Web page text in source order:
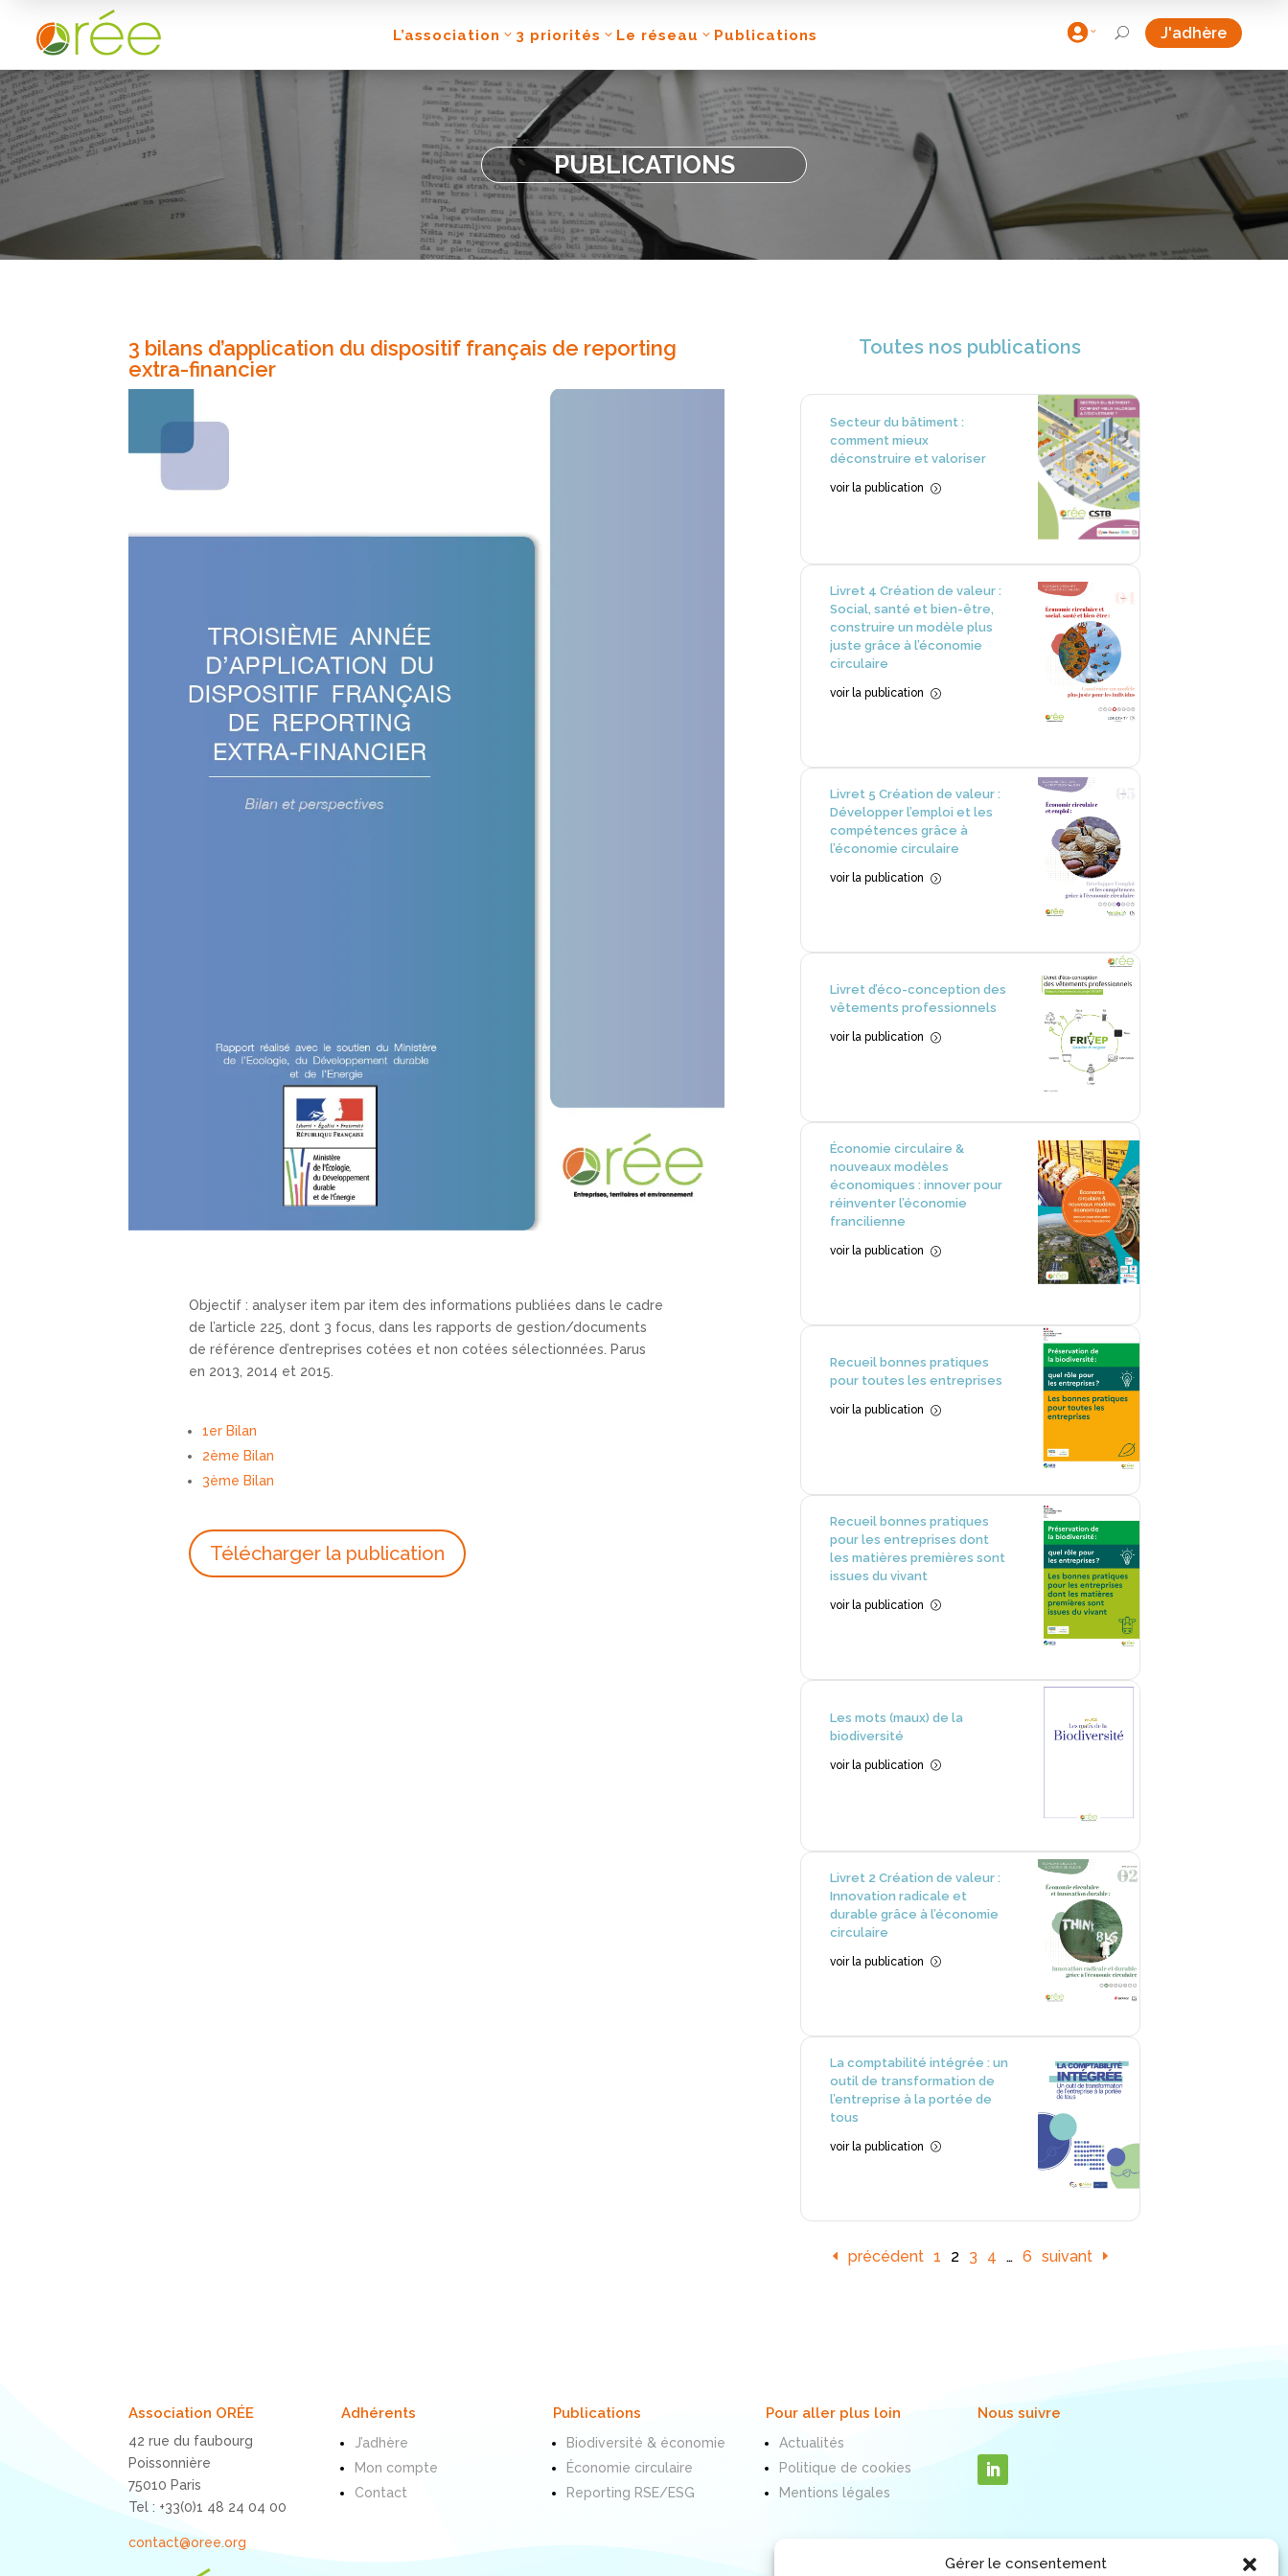
Gérer le consentement
L’association 3 priorités Le réseau Publications  U J'adhère
PUBLICATIONS
3 bilans d’application du dispositif français de reporting
extra-financier
Objectif : analyser item par item des informations publiées dans le cadre
de l’article 225, dont 3 focus, dans les rapports de gestion/documents
de référence d’entreprises cotées et non cotées sélectionnées. Parus
en 2013, 2014 et 2015.
1er Bilan
2ème Bilan
3ème Bilan
Télécharger la publication
Toutes nos publications
Secteur du bâtiment :
comment mieux
déconstruire et valoriser
voir la publication =
Livret 4 Création de valeur :
Social, santé et bien-être,
construire un modèle plus
juste grâce à l’économie
circulaire
voir la publication =
Livret 5 Création de valeur :
Développer l’emploi et les
compétences grâce à
l’économie circulaire
voir la publication =
Livret d’éco-conception des
vêtements professionnels
voir la publication =
Économie circulaire &
nouveaux modèles
économiques : innover pour
réinventer l’économie
francilienne
voir la publication =
Recueil bonnes pratiques
pour toutes les entreprises
voir la publication =
Recueil bonnes pratiques
pour les entreprises dont
les matières premières sont
issues du vivant
voir la publication =
Les mots (maux) de la
biodiversité
voir la publication =
Livret 2 Création de valeur :
Innovation radicale et
durable grâce à l’économie
circulaire
voir la publication =
La comptabilité intégrée : un
outil de transformation de
l’entreprise à la portée de
tous
voir la publication =
précédent 1 2 3 4 … 6 suivant
Association ORÉE
42 rue du faubourg
Poissonnière
75010 Paris
Tel : +33(0)1 48 24 04 00
contact@oree.org
Adhérents
J’adhère
Mon compte
Contact
Publications
Biodiversité & économie
Économie circulaire
Reporting RSE/ESG
Pour aller plus loin
Actualités
Politique de cookies
Mentions légales
Nous suivre